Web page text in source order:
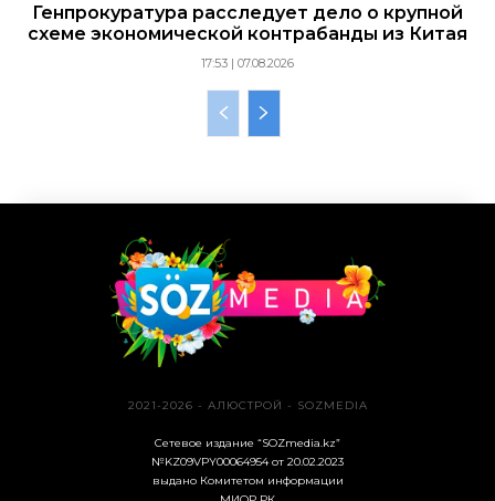
Генпрокуратура расследует дело о крупной
схеме экономической контрабанды из Китая
17:53 | 07.08.2026
2021-2026 - АЛЮСТРОЙ - SOZMEDIA
Сетевое издание “SOZmedia.kz”
№KZ09VPY00064954 от 20.02.2023
выдано Комитетом информации